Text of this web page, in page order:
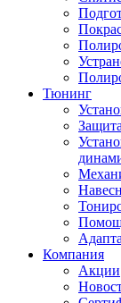
Тюнинг
Компания
Акции